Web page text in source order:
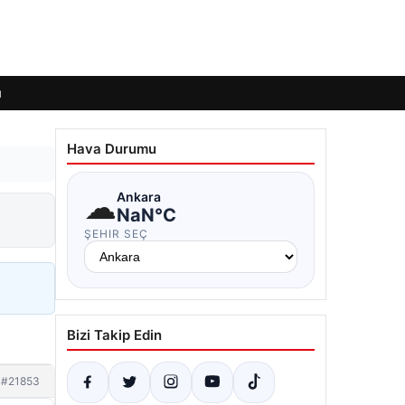
#21853
Hava Durumu
☁Ankara
NaN°C
ŞEHIR SEÇ
Bizi Takip Edin